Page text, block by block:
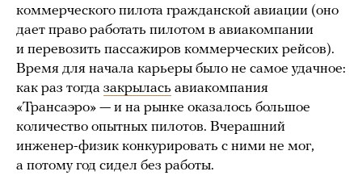
коммерческого пилота гражданской авиации (оно
дает право работать пилотом в авиакомпании
и перевозить пассажиров коммерческих рейсов).
Время для начала карьеры было не самое удачное:
как раз тогда закрылась авиакомпания
«Трансаэро» — и на рынке оказалось большое
количество опытных пилотов. Вчерашний
инженер-физик конкурировать с ними не мог,
а потому год сидел без работы.